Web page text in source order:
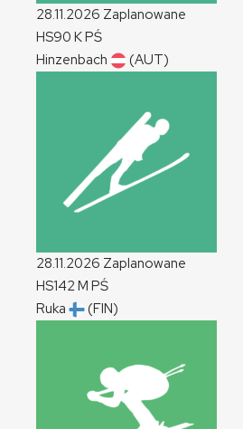
28.11.2026 Zaplanowane
HS90 KPŚ
Hinzenbach
(AUT)
28.11.2026 Zaplanowane
HS142M PŚ
Ruka
(FIN)